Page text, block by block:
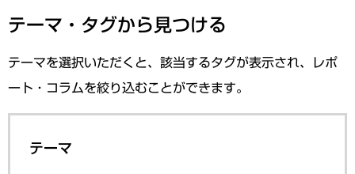
テーマ・タグから見つける
テーマを選択いただくと、該当するタグが表示され、レポ
ート・コラムを絞り込むことができます。
テーマ